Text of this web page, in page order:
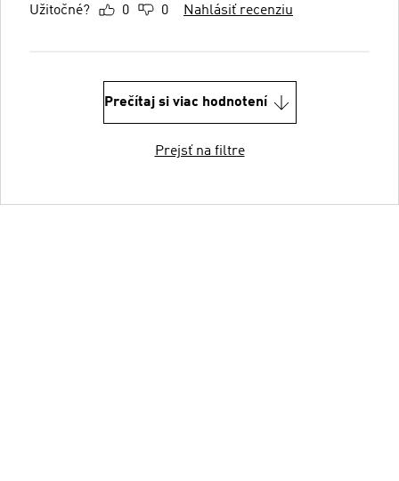
Užitočné? 0 0 Nahlásiť recenziu
Prečítaj si viac hodnotení
Prejsť na filtre